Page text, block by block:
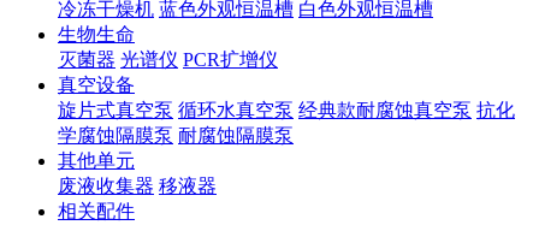
冷冻干燥机 蓝色外观恒温槽 白色外观恒温槽
生物生命
灭菌器 光谱仪 PCR扩增仪
真空设备
旋片式真空泵 循环水真空泵 经典款耐腐蚀真空泵 抗化
学腐蚀隔膜泵 耐腐蚀隔膜泵
其他单元
废液收集器 移液器
相关配件